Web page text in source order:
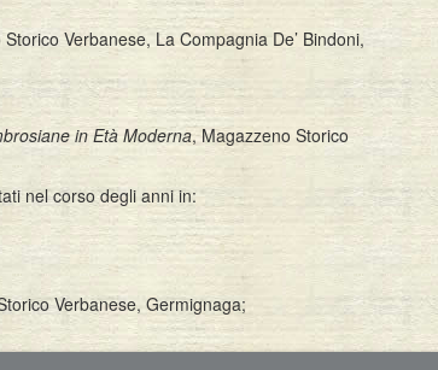
Verbanese, La Compagnia De’ Bindoni,
in Età Moderna, Magazzeno Storico
nel corso degli anni in:
Verbanese, Germignaga;